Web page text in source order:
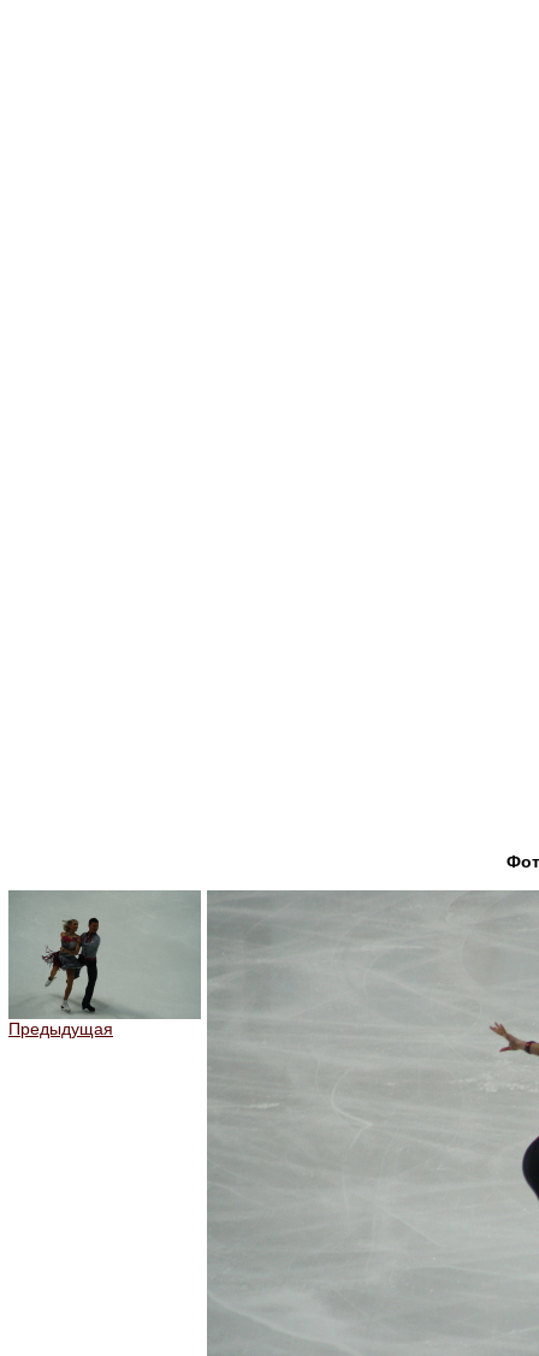
Предыдущая